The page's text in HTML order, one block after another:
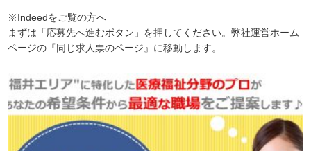
※Indeedをご覧の方へ
まずは「応募先へ進むボタン」を押してください。弊社運営ホーム
ページの『同じ求人票のページ』に移動します。